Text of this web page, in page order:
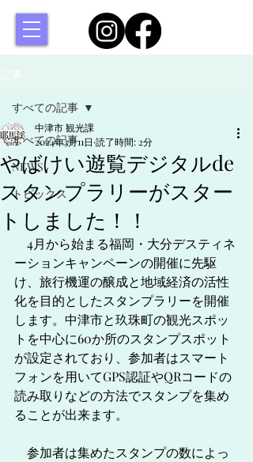
記事
すべての記事
NEWS
トピックス
すべての記事
やばけい遊覧デジタルde
スタンプラリーがスター
トしました！！
中津市 観光課
2024年3月11日 読了時間: 2分
4月から始まる福岡・大分デスティネ
ーションキャンペーンの開催に先駆
け、旅行機運の醸成と地域経済の活性
化を目的としたスタンプラリーを開催
します。中津市と玖珠町の観光スポッ
トを中心に60か所のスタンプスポット
が設定されており、参加者はスマート
フォンを用いてGPS認証やQRコードの
読み取りなどの方法でスタンプを集め
ることが出来ます。
参加者は集めたスタンプの数によっ